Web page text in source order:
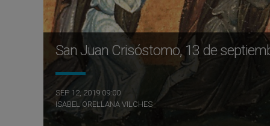
San Juan Crisóstomo, 13 de
SEP 12, 2019 09:00
ISABEL ORELLANA VILCHES